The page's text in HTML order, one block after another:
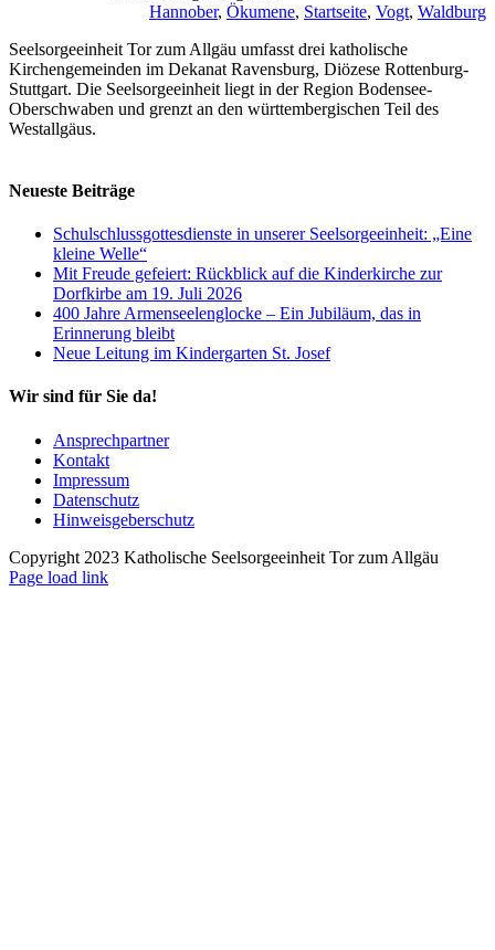
Hannober, Ökumene, Startseite, Vogt, Waldburg
Seelsorgeeinheit Tor zum Allgäu umfasst drei katholische
Kirchengemeinden im Dekanat Ravensburg, Diözese Rottenburg-
Stuttgart. Die Seelsorgeeinheit liegt in der Region Bodensee-
Oberschwaben und grenzt an den württembergischen Teil des
Westallgäus.
Neueste Beiträge
Schulschlussgottesdienste in unserer Seelsorgeeinheit: „Eine
kleine Welle“
Mit Freude gefeiert: Rückblick auf die Kinderkirche zur
Dorfkirbe am 19. Juli 2026
400 Jahre Armenseelenglocke – Ein Jubiläum, das in
Erinnerung bleibt
Neue Leitung im Kindergarten St. Josef
Wir sind für Sie da!
Ansprechpartner
Kontakt
Impressum
Datenschutz
Hinweisgeberschutz
Copyright 2023 Katholische Seelsorgeeinheit Tor zum Allgäu
Page load link